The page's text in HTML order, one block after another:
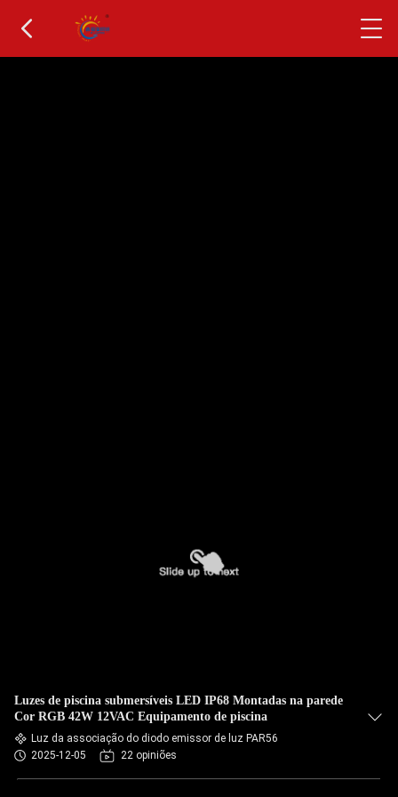
Luzes de piscina submersíveis LED IP68 Montadas na parede
Cor RGB 42W 12VAC Equipamento de piscina
Luz da associação do diodo emissor de luz PAR56
2025-12-05
22 opiniões